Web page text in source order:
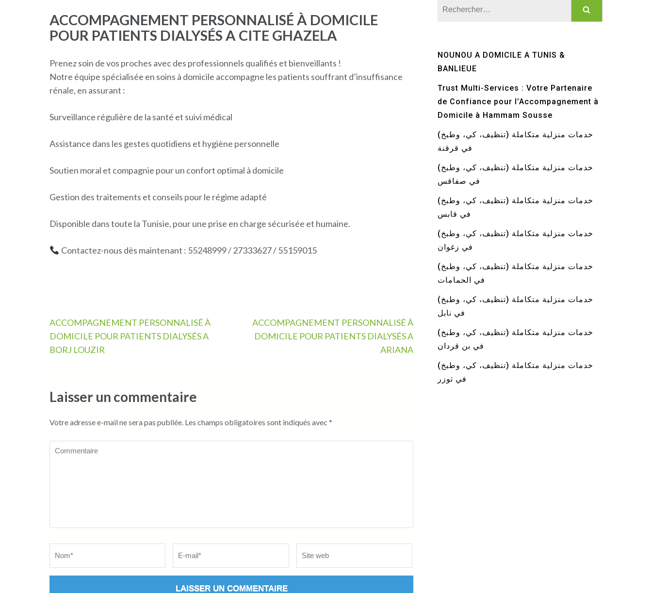
ACCOMPAGNEMENT PERSONNALISÉ À DOMICILE
POUR PATIENTS DIALYSÉS A CITE GHAZELA
Prenez soin de vos proches avec des professionnels qualifiés et bienveillants !
Notre équipe spécialisée en soins à domicile accompagne les patients souffrant d’insuffisance
rénale, en assurant :
Surveillance régulière de la santé et suivi médical
Assistance dans les gestes quotidiens et hygiène personnelle
Soutien moral et compagnie pour un confort optimal à domicile
Gestion des traitements et conseils pour le régime adapté
Disponible dans toute la Tunisie, pour une prise en charge sécurisée et humaine.
Contactez-nous dès maintenant : 55248999 / 27333627 / 55159015
Navigation
de
l’article
ACCOMPAGNEMENT PERSONNALISÉ À
DOMICILE POUR PATIENTS DIALYSÉS A
BORJ LOUZIR
ACCOMPAGNEMENT PERSONNALISÉ À
DOMICILE POUR PATIENTS DIALYSÉS A
ARIANA
Laisser un commentaire
Votre adresse e-mail ne sera pas publiée. Les champs obligatoires sont indiqués avec *
Commentaire
Rechercher :
NOUNOU A DOMICILE A TUNIS &
BANLIEUE
Trust Multi-Services : Votre Partenaire
de Confiance pour l’Accompagnement à
Domicile à Hammam Sousse
خدمات منزلية متكاملة (تنظيف، كي، وطبخ)
في قرقنة
خدمات منزلية متكاملة (تنظيف، كي، وطبخ)
في صفاقس
خدمات منزلية متكاملة (تنظيف، كي، وطبخ)
في قابس
خدمات منزلية متكاملة (تنظيف، كي، وطبخ)
في زغوان
خدمات منزلية متكاملة (تنظيف، كي، وطبخ)
في الحمامات
خدمات منزلية متكاملة (تنظيف، كي، وطبخ)
في نابل
خدمات منزلية متكاملة (تنظيف، كي، وطبخ)
في بن قردان
خدمات منزلية متكاملة (تنظيف، كي، وطبخ)
في توزر